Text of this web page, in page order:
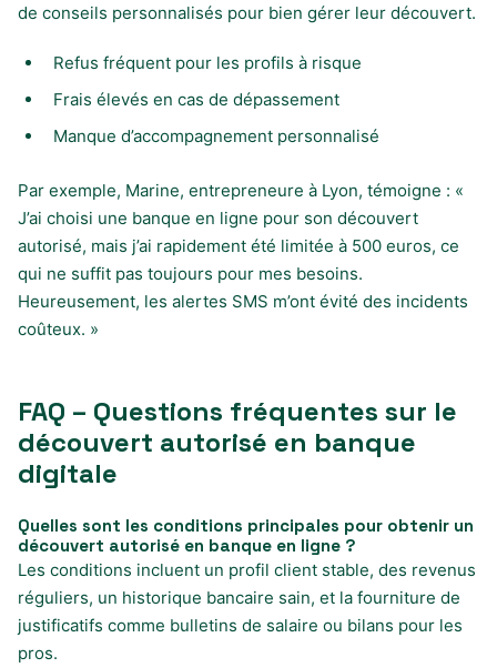
de conseils personnalisés pour bien gérer leur découvert.
Refus fréquent pour les profils à risque
Frais élevés en cas de dépassement
Manque d’accompagnement personnalisé
Par exemple, Marine, entrepreneure à Lyon, témoigne : «
J’ai choisi une banque en ligne pour son découvert
autorisé, mais j’ai rapidement été limitée à 500 euros, ce
qui ne suffit pas toujours pour mes besoins.
Heureusement, les alertes SMS m’ont évité des incidents
coûteux. »
FAQ – Questions fréquentes sur le
découvert autorisé en banque
digitale
Quelles sont les conditions principales pour obtenir un
découvert autorisé en banque en ligne ?
Les conditions incluent un profil client stable, des revenus
réguliers, un historique bancaire sain, et la fourniture de
justificatifs comme bulletins de salaire ou bilans pour les
pros.